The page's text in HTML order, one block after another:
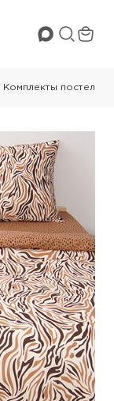
Комплекты